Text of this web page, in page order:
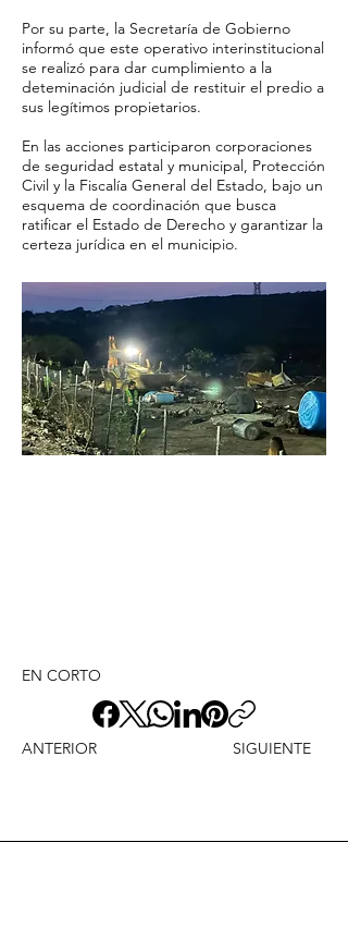
Por su parte, la Secretaría de Gobierno
informó que este operativo interinstitucional
se realizó para dar cumplimiento a la
deteminación judicial de restituir el predio a
sus legítimos propietarios.
En las acciones participaron corporaciones
de seguridad estatal y municipal, Protección
Civil y la Fiscalía General del Estado, bajo un
esquema de coordinación que busca
ratificar el Estado de Derecho y garantizar la
certeza jurídica en el municipio.
EN CORTO
ANTERIOR SIGUIENTE